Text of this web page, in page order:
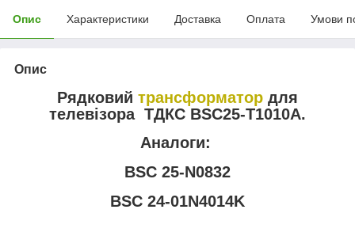
Опис Характеристики Доставка Оплата Умови
Опис
Рядковий трансформатор для
телевізора ТДКС BSC25-T1010A.
Аналоги:
BSC 25-N0832
BSC 24-01N4014K